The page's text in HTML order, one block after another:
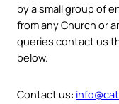
by a small group of
from any Church or
queries contact us
below.
Contact us: